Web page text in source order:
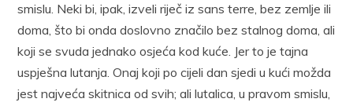
smislu. Neki bi, ipak, izveli riječ iz sans terre, bez zemlje ili
doma, što bi onda doslovno značilo bez stalnog doma, ali
koji se svuda jednako osjeća kod kuće. Jer to je tajna
uspješna lutanja. Onaj koji po cijeli dan sjedi u kući možda
jest najveća skitnica od svih; ali lutalica, u pravom smislu,